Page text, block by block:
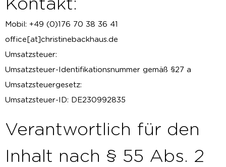
Mobil: +49 (0)176 70 38 36 41
office[at]christinebackhaus.de
Umsatzsteuer:
Umsatzsteuer-Identifikationsnummer gemäß §27 a
Umsatzsteuergesetz:
Umsatzsteuer-ID: DE230992835
Verantwortlich für den
Inhalt nach § 55 Abs. 2